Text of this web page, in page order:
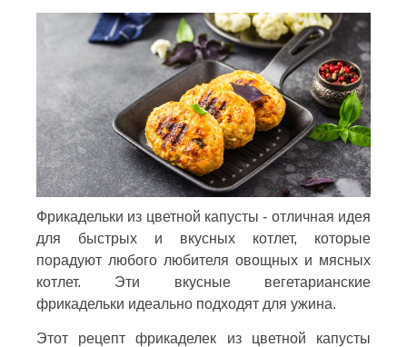
Фрикадельки из цветной капусты - отличная идея
для быстрых и вкусных котлет, которые
порадуют любого любителя овощных и мясных
котлет. Эти вкусные вегетарианские
фрикадельки идеально подходят для ужина.
Этот рецепт фрикаделек из цветной капусты